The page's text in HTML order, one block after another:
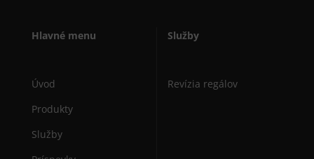
Hlavné menu
Úvod
Produkty
Služby
Služby
Revízia regálov